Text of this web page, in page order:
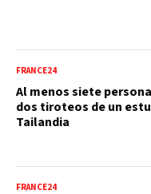
FRANCE24
Al menos siete
dos tiroteos de un
Tailandia
FRANCE24